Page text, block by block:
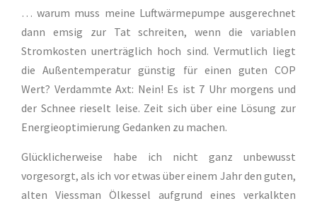
… warum muss meine Luftwärmepumpe ausgerechnet
dann emsig zur Tat schreiten, wenn die variablen
Stromkosten unerträglich hoch sind. Vermutlich liegt
die Außentemperatur günstig für einen guten COP
Wert? Verdammte Axt: Nein! Es ist 7 Uhr morgens und
der Schnee rieselt leise. Zeit sich über eine Lösung zur
Energieoptimierung Gedanken zu machen.
Glücklicherweise habe ich nicht ganz unbewusst
vorgesorgt, als ich vor etwas über einem Jahr den guten,
alten Viessman Ölkessel aufgrund eines verkalkten